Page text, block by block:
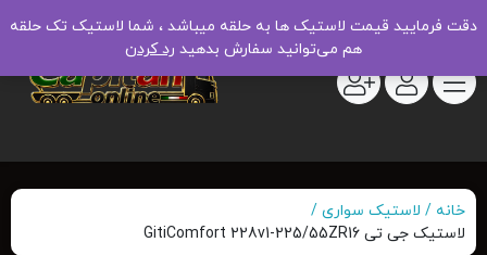
خانه
لاستیک سواری
لاستیک جی تی GitiComfort 228v1-225/55ZR16
دقت فرمایید قیمت لاستیک ها به حلقه میباشد ، شما لاستیک تک حلقه
هم می‌توانید سفارش بدهید رد کردن